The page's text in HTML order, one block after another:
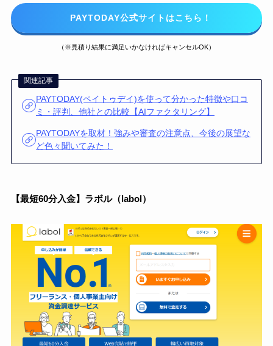
PAYTODAY公式サイトはこちら！
（※見積り結果に満足いかなければキャンセルOK）
関連記事
PAYTODAY(ペイトゥデイ)を使って分かった特徴や口コ
ミ・評判、他社との比較【AIファクタリング】
PAYTODAYを取材！強みや審査の注意点、今後の展望な
ど色々聞いてみた！
【最短60分入金】ラボル（labol）